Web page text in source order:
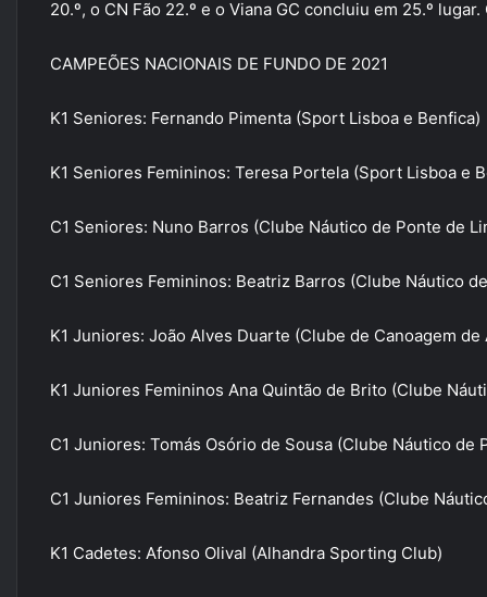
20.º, o CN Fão 22.º e o Viana GC concluiu em 25.º
CAMPEÕES NACIONAIS DE FUNDO DE 2021
K1 Seniores: Fernando Pimenta (Sport Lisboa e Benfica)
K1 Seniores Femininos: Teresa Portela (Sport Lisboa e
C1 Seniores: Nuno Barros (Clube Náutico de Ponte de
C1 Seniores Femininos: Beatriz Barros (Clube Náutico
K1 Juniores: João Alves Duarte (Clube de Canoagem de
K1 Juniores Femininos Ana Quintão de Brito (Clube
C1 Juniores: Tomás Osório de Sousa (Clube Náutico de
C1 Juniores Femininos: Beatriz Fernandes (Clube
K1 Cadetes: Afonso Olival (Alhandra Sporting Club)